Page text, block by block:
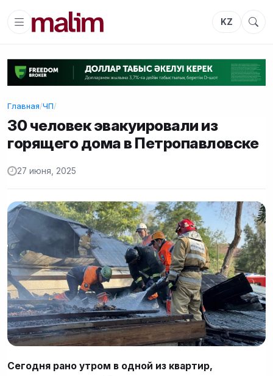
KZ
Главная/ЧП/
30 человек эвакуировали из
горящего дома в Петропавловске
27 июня, 2025
Сегодня рано утром в одной из квартир,